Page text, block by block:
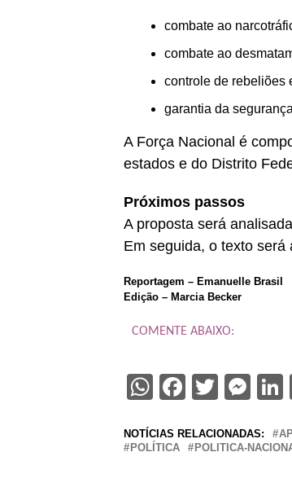
combate ao
combate ao
controle de rebeliões
garantia da
A Força Nacional é
estados e do Distrito
Próximos passos
A proposta será
Em seguida, o texto será
Reportagem – Emanuelle Brasil
Edição – Marcia Becker
COMENTE ABAIXO:
WhatsApp
Facebook
NOTÍCIAS RELACIONADAS:
POLÍTICA
POLITICA-